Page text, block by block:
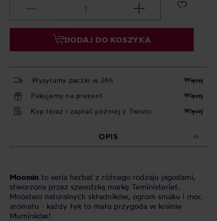
DODAJ DO KOSZYKA
Wysyłamy paczki w 24h Więcej
Pakujemy na prezent Więcej
Kup teraz i zapłać później z Twisto Więcej
OPIS
Moomin to seria herbat z różnego rodzaju jagodami,
stworzona przez szwedzką markę Teministeriet.
Mnóstwo naturalnych składników, ogrom smaku i moc
aromatu - każdy łyk to mała przygoda w krainie
Muminków!